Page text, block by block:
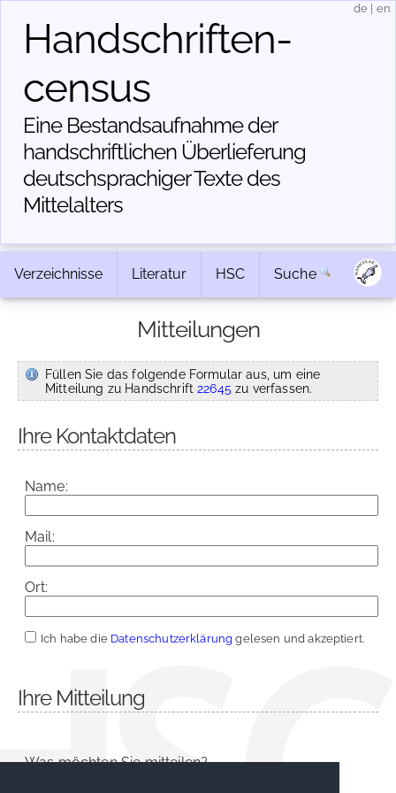
Handschriften­
census
Eine Bestandsaufnahme der
handschriftlichen Über­lieferung
deutschsprachiger Texte des
Mittelalters
de en
Verzeichnisse Literatur HSC Suche
Mitteilungen
Füllen Sie das folgende Formular aus, um eine
Mitteilung zu Handschrift22645 zu verfassen.
Ihre Kontaktdaten
Name:
Mail:
Ort:
Ich habe die Datenschutzerklärung gelesen und akzeptiert.
Ihre Mitteilung
Was möchten Sie mitteilen?